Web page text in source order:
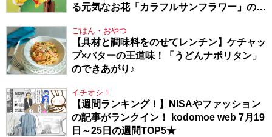
る元気なお花「カラフルサンフラワー」の作
ごはん・おやつ
【具材と調味料をのせてレンチン】ケチャッ
プ×バターの王道味！「うどんナポリタン」
のできあがり♪
イチオシ！
【週間ランキング！】NISAやファッション
の記事がランクイン！ kodomoe web 7月19
日～25日の週間TOP5★